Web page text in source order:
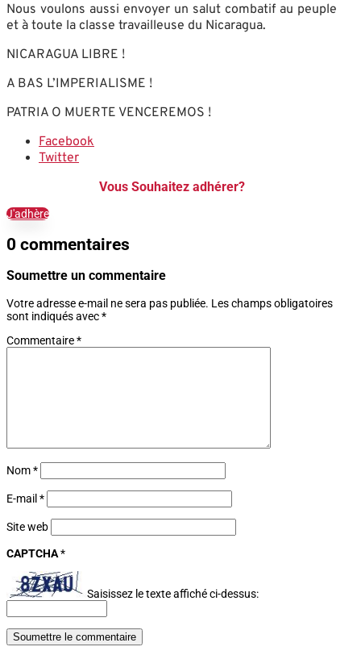
Nous voulons aussi envoyer un salut combatif au peuple
et à toute la classe travailleuse du Nicaragua.
NICARAGUA LIBRE !
A BAS L’IMPERIALISME !
PATRIA O MUERTE VENCEREMOS !
Facebook
Twitter
Vous Souhaitez adhérer?
J'adhère
0 commentaires
Soumettre un commentaire
Votre adresse e-mail ne sera pas publiée. Les champs obligatoires
sont indiqués avec*
Commentaire*
Nom*
E-mail *
Site web
CAPTCHA*
Saisissez le texte affiché ci-dessus:
Soumettre le commentaire